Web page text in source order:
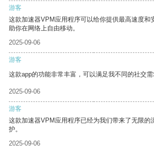
游客
这款加速器VPM应用程序可以给你提供最高速度和
助你在网络上自由移动。
2025-09-06
游客
这款app的功能非常丰富，可以满足我不同的社交需
2025-09-06
游客
这款加速器VPM应用程序已经为我们带来了无限的
护。
2025-09-06